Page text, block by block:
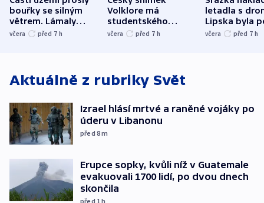
bouřky se silným
větrem. Lámaly
stromy a poničily
včera před 7 h
Volklore má
studentského
Oscara, zabojuje o
včera před 7 h
letadla s
Lipska byla
německého
včera před 7 h
Aktuálně z rubriky Svět
Izrael hlásí mrtvé a raněné vojáky po
úderu v Libanonu
před 8m
Erupce sopky, kvůli níž v Guatemale
evakuovali 1700 lidí, po dvou dnech
skončila
před 1h